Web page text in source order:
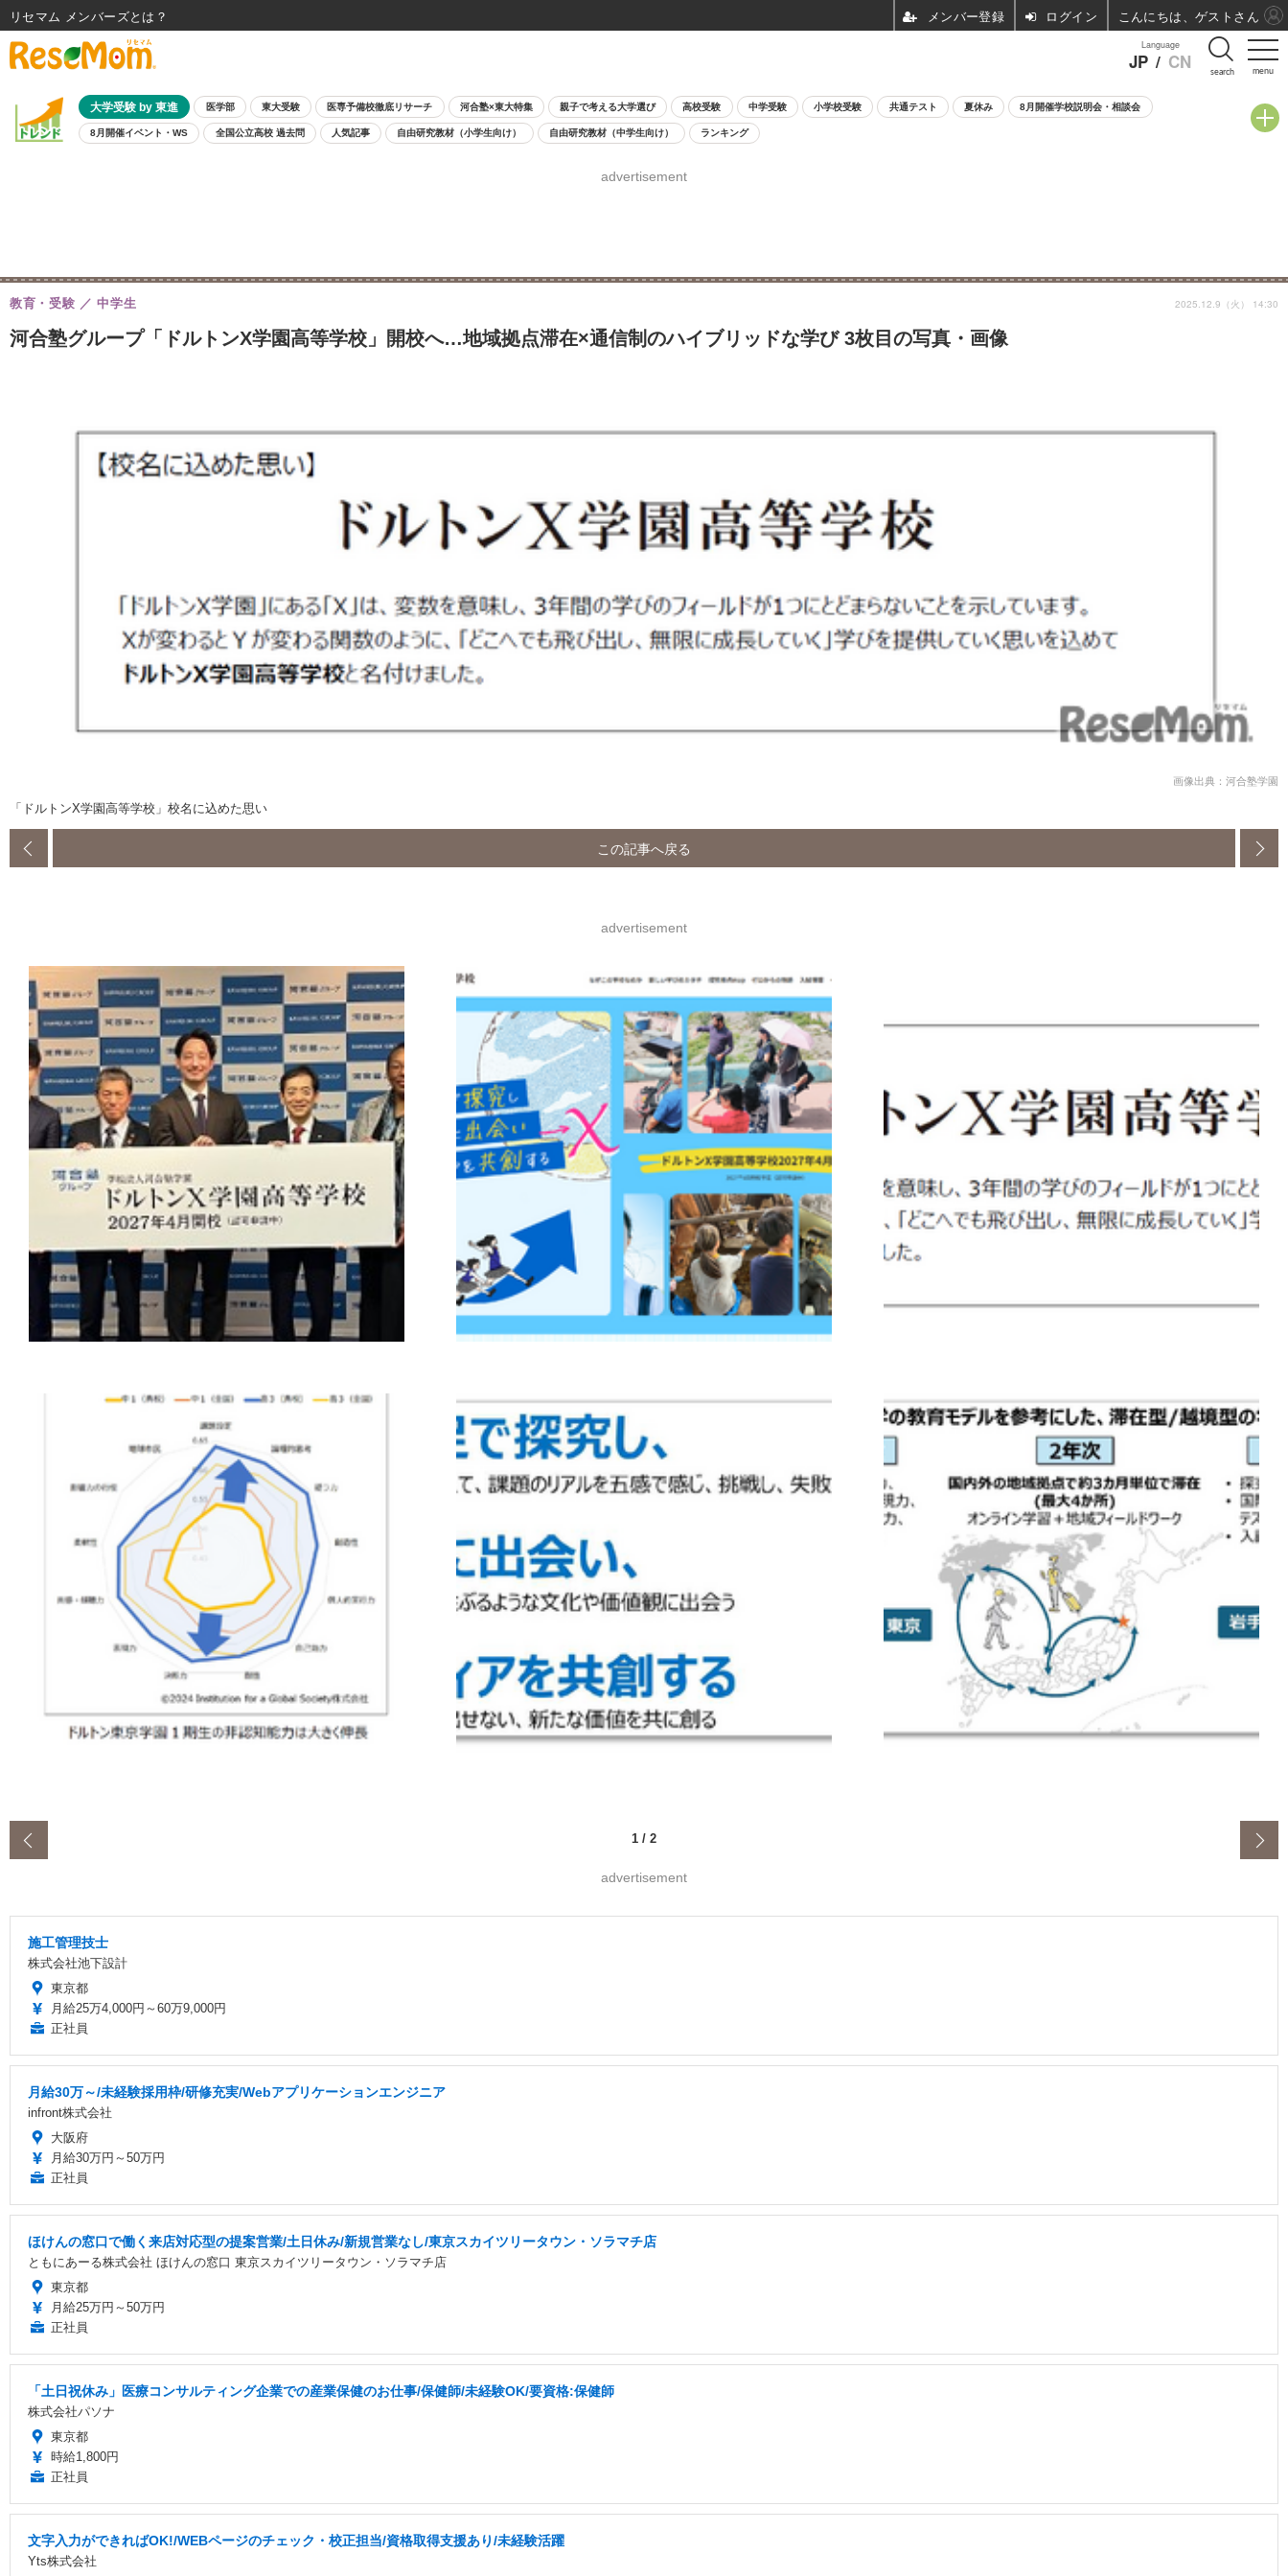
menu
Language
JP / CN search
大学受験 by 東進 医学部 東大受験 医専予備校徹底リサーチ 河合塾×東大特集 親子で考える大学選び 高校受験 中学受験 小学校受験 共通テスト 夏休み 8月開催学校説明会・相談会
8月開催イベント・WS 全国公立高校 過去問 人気記事 自由研究教材（小学生向け） 自由研究教材（中学生向け） ランキング
advertisement
河合塾グループ「ドルトンX学園高等学校」開校へ…地域拠点滞在×通信制のハイブリッドな学び 3枚目の写真・画像
教育・受験 中学生 2025.12.9（火） 14:30
画像出典：河合塾学園
「ドルトンX学園高等学校」校名に込めた思い
この記事へ戻る
advertisement
1 / 2
advertisement
施工管理技士
株式会社池下設計
東京都
月給25万4,000円～60万9,000円
正社員
月給30万～/未経験採用枠/研修充実/Webアプリケーションエンジニア
infront株式会社
大阪府
月給30万円～50万円
正社員
ほけんの窓口で働く来店対応型の提案営業/土日休み/新規営業なし/東京スカイツリータウン・ソラマチ店
ともにあーる株式会社 ほけんの窓口 東京スカイツリータウン・ソラマチ店
東京都
月給25万円～50万円
正社員
「土日祝休み」医療コンサルティング企業での産業保健のお仕事/保健師/未経験OK/要資格:保健師
株式会社パソナ
東京都
時給1,800円
正社員
文字入力ができればOK!/WEBページのチェック・校正担当/資格取得支援あり/未経験活躍
Yts株式会社
リセマム メンバーズ ログイン こんにちは、ゲストさん